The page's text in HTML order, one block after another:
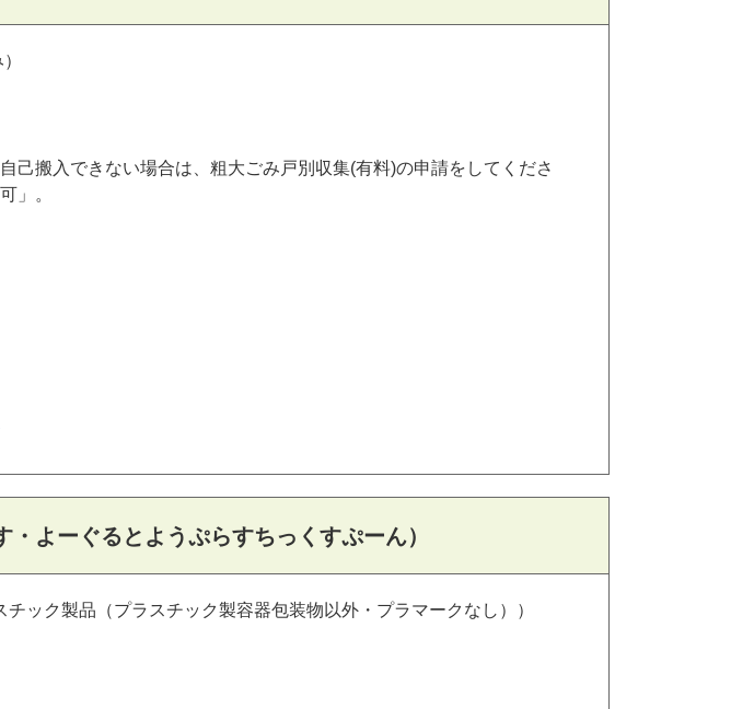
己搬入できない場合は、粗大ごみ戸別収集(有料)の申請をしてくださ
」。
よーぐるとようぷらすちっくすぷーん）
チック製品（プラスチック製容器包装物以外・プラマークなし））